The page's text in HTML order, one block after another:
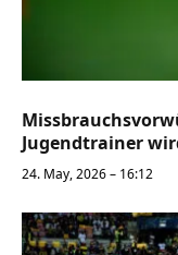
Jugendtrainer
24. May, 2026 – 16:12